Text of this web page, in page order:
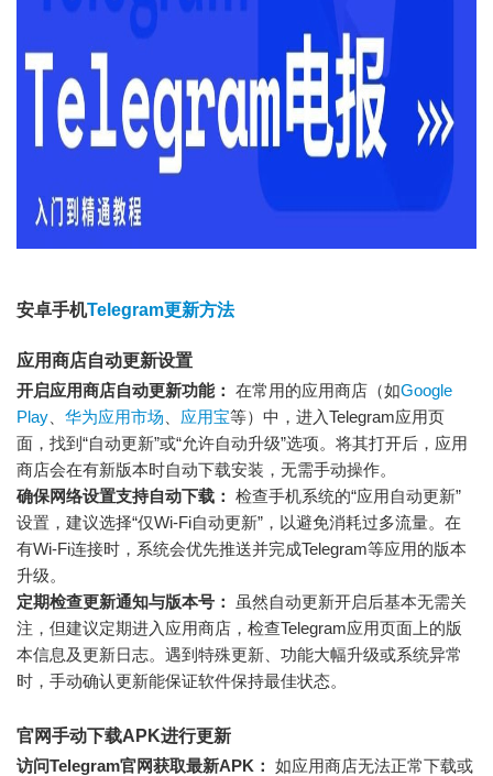
安卓手机Telegram更新方法
应用商店自动更新设置
开启应用商店自动更新功能： 在常用的应用商店（如Google
Play
华为应用市场 应用宝等）中，进入Telegram应用页
面，找到“自动更新”或“允许自动升级”选项。将其打开后，应用
商店会在有新版本时自动下载安装，无需手动操作。
确保网络设置支持自动下载： 检查手机系统的“应用自动更新”
设置，建议选择“仅Wi-Fi自动更新”，以避免消耗过多流量。在
有Wi-Fi连接时，系统会优先推送并完成Telegram等应用的版本
升级。
定期检查更新通知与版本号：
虽然自动更新开启后基本无需关
注，但建议定期进入应用商店，检查Telegram应用页面上的版
本信息及更新日志。遇到特殊更新、功能大幅升级或系统异常
时，手动确认更新能保证软件保持最佳状态。
官网手动下载APK进行更新
访问Telegram官网获取最新APK： 如应用商店无法正常下载或